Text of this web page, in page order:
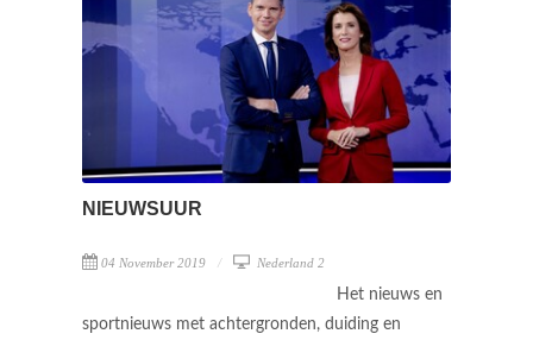
NIEUWSUUR
04 November 2019 Nederland 2
Het nieuws en
sportnieuws met achtergronden, duiding en